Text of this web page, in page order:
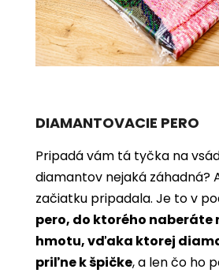
DIAMANTOVACIE PERO
Pripadá vám tá tyčka na
diamantov nejaká záhadná?
začiatku pripadala. Je to v
pero, do ktorého naberáte
hmotu, vďaka ktorej
priľne k špičke, a len čo ho